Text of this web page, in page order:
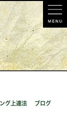
グ上達法 ブログ